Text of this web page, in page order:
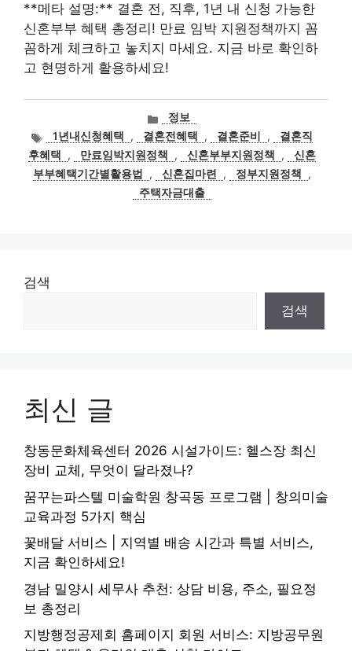
**메타 설명:** 결혼 전, 직후, 1년 내 신청 가능한
신혼부부 혜택 총정리! 만료 임박 지원정책까지 꼼
꼼하게 체크하고 놓치지 마세요. 지금 바로 확인하
고 현명하게 활용하세요!
카
테
고
리
정보
태
그
1년내신청혜택 , 결혼전혜택 , 결혼준비 ,
결혼직
후혜택
, 만료임박지원정책 , 신혼부부지원정책 ,
신혼
부부혜택기간별활용법
, 신혼집마련 , 정부지원정책
,
주택자금대출
검색
검색
최신 글
창동문화체육센터 2026 시설가이드: 헬스장 최신
장비 교체, 무엇이 달라졌나?
꿈꾸는파스텔 미술학원 창곡동 프로그램 | 창의미술
교육과정 5가지 핵심
꽃배달 서비스 | 지역별 배송 시간과 특별 서비스,
지금 확인하세요!
경남 밀양시 세무사 추천: 상담 비용, 주소, 필요정
보 총정리
지방행정공제회 홈페이지 회원 서비스: 지방공무원